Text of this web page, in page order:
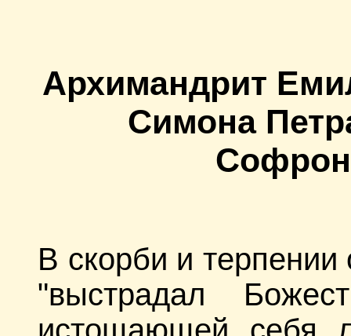
Архимандрит
Симона
В скорби и
"выстрадал